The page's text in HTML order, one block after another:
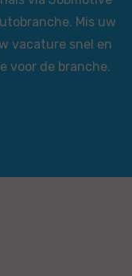
Mis uw
vacature snel en
voor de branche.